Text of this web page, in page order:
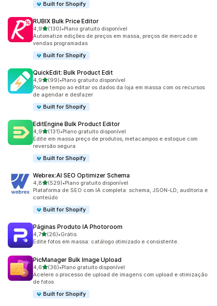
Built for Shopify
RUBIX Bulk Price Editor
4,9de 5 estrelas
(130)
130 avaliações ao todo
•Plano gratuito disponível
Automatize edições de preços em massa, preços de mercado e
vendas programadas
Built for Shopify
QuickEdit: Bulk Product Edit
4,9de 5 estrelas
(99)
99 avaliações ao todo
•Plano gratuito disponível
Poupe tempo ao editar os dados da loja em massa com os recursos
de agendar e desfazer
Built for Shopify
EditEngine Bulk Product Editor
4,9de 5 estrelas
(131)
131 avaliações ao todo
•Plano gratuito disponível
Edite em massa preço de produtos, metacampos e estoque com
reversão segura
Built for Shopify
Webrex:AI SEO Optimizer Schema
4,8de 5 estrelas
(529)
529 avaliações ao todo
•Plano gratuito disponível
Plataforma de SEO com IA completa: schema, JSON-LD, auditoria e
conteúdo
Built for Shopify
Páginas Produto IA Photoroom
4,7de 5 estrelas
(26)
26 avaliações ao todo
•Grátis
Edite fotos em massa: catálogo otimizado e consistente.
PicManager Bulk Image Upload
4,6de 5 estrelas
(36)
36 avaliações ao todo
•Plano gratuito disponível
Acelere o processo de upload de imagens com upload e otimização
de fotos
Built for Shopify